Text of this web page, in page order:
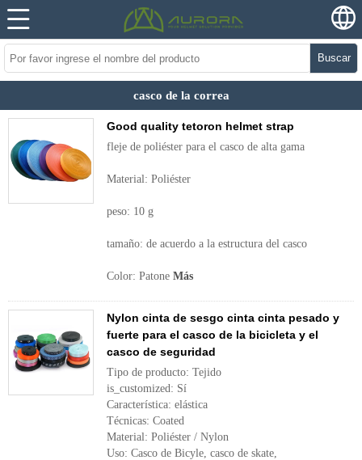
Buscar
casco de la correa
Good quality tetoron helmet strap
fleje de poliéster para el casco de alta gama
Material: Poliéster
peso: 10 g
tamaño: de acuerdo a la estructura del casco
Color: Patone Más
Nylon cinta de sesgo cinta cinta pesado y
fuerte para el casco de la bicicleta y el
casco de seguridad
Tipo de producto: Tejido
is_customized: Sí
Característica: elástica
Técnicas: Coated
Material: Poliéster / Nylon
Uso: Casco de Bicyle, casco de skate,